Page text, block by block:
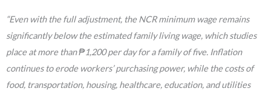
“Even with the full adjustment, the NCR minimum wage remains
significantly below the estimated family living wage, which studies
place at more than ₱1,200 per day for a family of five. Inflation
continues to erode workers’ purchasing power, while the costs of
food, transportation, housing, healthcare, education, and utilities